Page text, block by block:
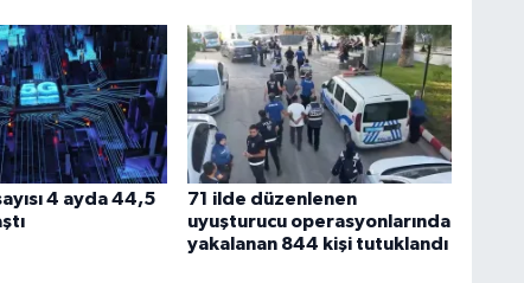
4 ayda 44,5
71 ilde düzenlenen
uyuşturucu operasyonlarında
yakalanan 844 kişi tutuklandı